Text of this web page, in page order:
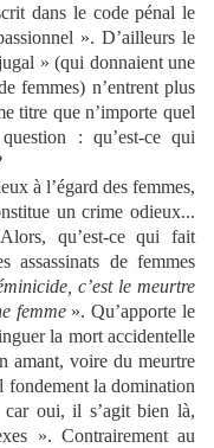
dans le code pénal le
». D’ailleurs le
» (qui donnaient une
femmes) n’entrent plus
titre que n’importe quel
: qu’est-ce qui
à l’égard des femmes,
un crime odieux...
qu’est-ce qui fait
assassinats de femmes
c’est le meurtre
femme».Qu’apporte le
la mort accidentelle
amant, voire du meurtre
fondement la domination
oui, il s’agit bien là,
». Contrairement au